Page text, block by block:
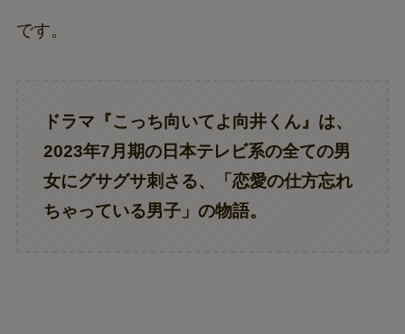
です。
ドラマ『こっち向いてよ向井くん』は、
2023年7月期の日本テレビ系の全ての男
女にグサグサ刺さる、「恋愛の仕方忘れ
ちゃっている男子」の物語。